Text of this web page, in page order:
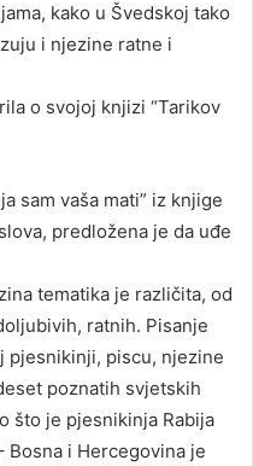
kako u Švedskoj tako
i njezine ratne i
o svojoj knjizi “Tarikov
sam vaša mati” iz knjige
predložena je da uđe
tematika je različita, od
ratnih. Pisanje
pjesnikinji, piscu, njezine
poznatih svjetskih
što je pjesnikinja Rabija
Bosna i Hercegovina je